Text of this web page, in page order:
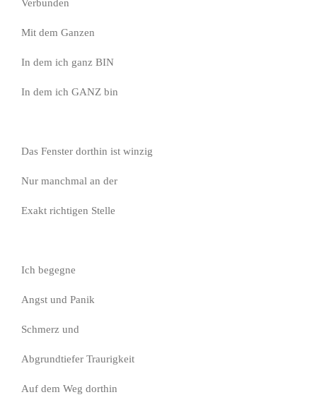
Verbunden
Mit dem Ganzen
In dem ich ganz BIN
In dem ich GANZ bin
Das Fenster dorthin ist winzig
Nur manchmal an der
Exakt richtigen Stelle
Ich begegne
Angst und Panik
Schmerz und
Abgrundtiefer Traurigkeit
Auf dem Weg dorthin